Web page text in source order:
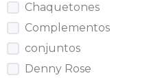
Chaquetones
Complementos
conjuntos
Denny Rose